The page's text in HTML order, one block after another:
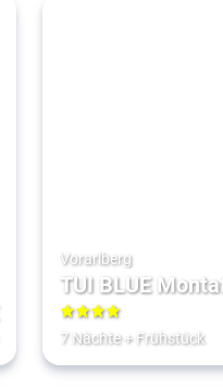
Vorarlberg
TUI BLUE
4
7 Nächte+ Frühstück